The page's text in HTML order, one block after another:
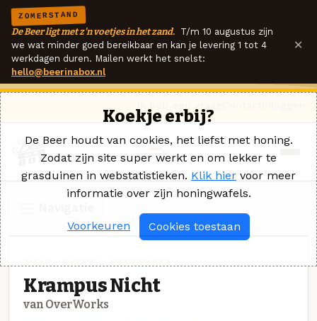
ZOMERSTAND
De Beer ligt met z'n voetjes in het zand. T/m 10 augustus zijn
we wat minder goed bereikbaar en kan je levering 1 tot 4
werkdagen duren. Mailen werkt het snelst:
hello@beerinabox.nl
×
Krampus Nicht
van OverWorks
Koekje erbij?
De Beer houdt van cookies, het liefst met honing.
Zodat zijn site super werkt en om lekker te
grasduinen in webstatistieken. Klik hier voor meer
informatie over zijn honingwafels.
Voorkeuren Cookies toestaan